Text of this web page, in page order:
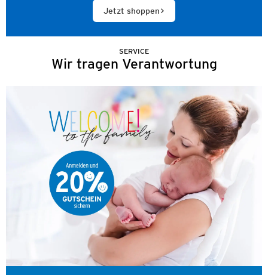
Jetzt shoppen
SERVICE
Wir tragen Verantwortung